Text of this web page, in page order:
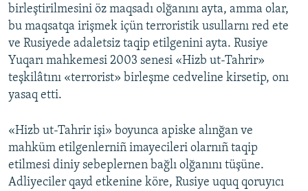
birleştirilmesini öz maqsadı olğanını ayta, amma olar,
bu maqsatqa irişmek içün terroristik usullarnı red ete
ve Rusiyede adaletsiz taqip etilgenini ayta. Rusiye
Yuqarı mahkemesi 2003 senesi «Hizb ut-Tahrir»
teşkilâtını «terrorist» birleşme cedveline kirsetip, onı
yasaq etti.
«Hizb ut-Tahrir işi» boyunca apiske alınğan ve
mahküm etilgenlerniñ imayecileri olarnıñ taqip
etilmesi diniy sebeplernen bağlı olğanını tüşüne.
Adliyeciler qayd etkenine köre, Rusiye uquq qoruyıcı